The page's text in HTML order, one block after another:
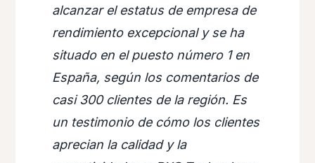
alcanzar el estatus de empresa de
rendimiento excepcional y se ha
situado en el puesto número 1 en
España, según los comentarios de
casi 300 clientes de la región. Es
un testimonio de cómo los clientes
aprecian la calidad y la